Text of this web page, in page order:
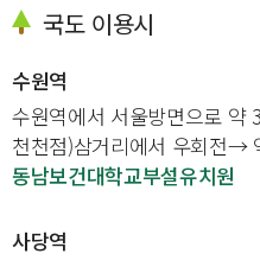
국도 이용시
수원역
수원역에서 서울방면으로
천천점)삼거리에서 우회전→
동남보건대학교부설유치원
사당역